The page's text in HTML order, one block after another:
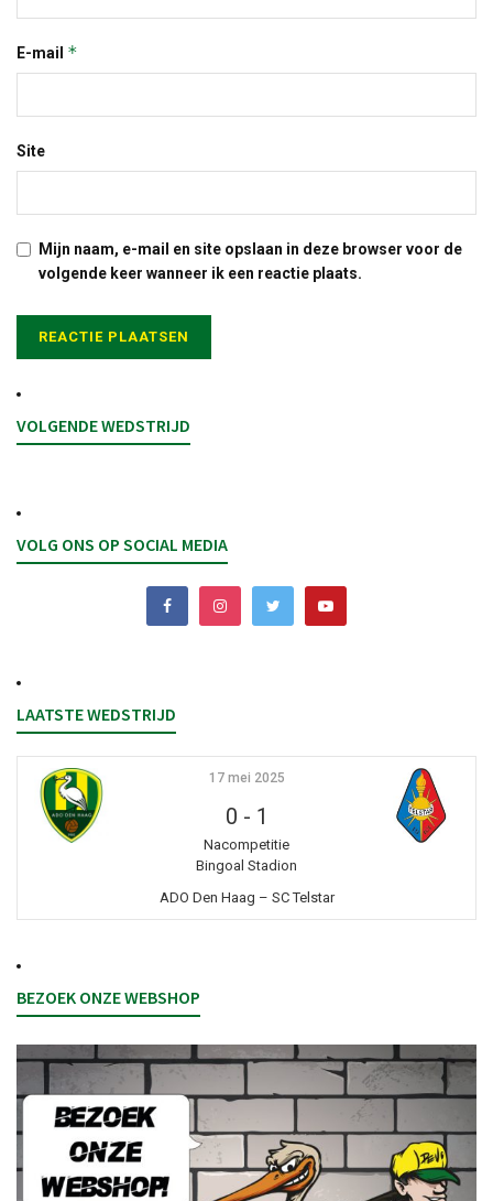
E-mail *
Site
Mijn naam, e-mail en site opslaan in deze browser voor de
volgende keer wanneer ik een reactie plaats.
VOLGENDE WEDSTRIJD
VOLG ONS OP SOCIAL MEDIA
LAATSTE WEDSTRIJD
17 mei 2025
0 - 1
Nacompetitie
Bingoal Stadion
ADO Den Haag – SC Telstar
BEZOEK ONZE WEBSHOP